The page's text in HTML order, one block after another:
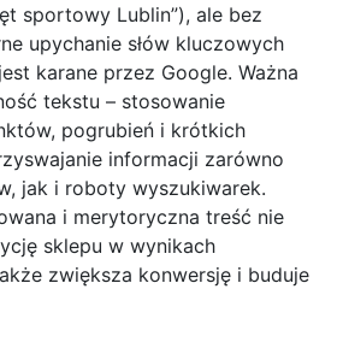
sportowy Lublin”), ale bez
upychanie słów kluczowych
karane przez Google. Ważna
tekstu – stosowanie
pogrubień i krótkich
informacji zarówno
jak i roboty wyszukiwarek.
i merytoryczna treść nie
sklepu w wynikach
zwiększa konwersję i buduje